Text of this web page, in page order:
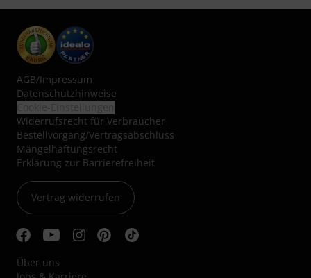
AGB/Impressum
Datenschutzhinweise
Widerrufsrecht für Verbraucher
Bestellvorgang/Vertragsabschluss
Mängelhaftungsrecht
Erklärung zur Barrierefreiheit
Vertrag widerrufen
Über uns